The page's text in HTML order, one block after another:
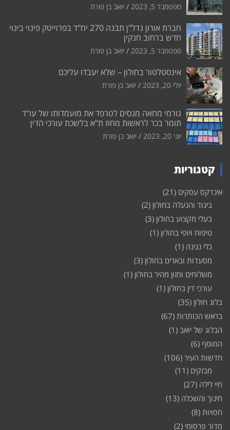
ספטמבר 5, 2023 יואב בן פורת
חברת אורון נדל"ן תבנה 270 יח"ד בפרוייטק פינוי בינוי
חדש ברחוב חנקין
ספטמבר 5, 2023 יואב בן פורת
אינסטלטור בחולון – שלא יעבדו עליכם
יולי 20, 2023 יואב בן פורת
גורמי מחאה מנסים לטרפד את מועמדותו של עו"ד
תומר בכר לראשות מחוז ת"א בלשכת עורכי הדין
יוני 20, 2023 יואב בן פורת
קטגוריות
אינדקס עסקים (21)
ביגוד והנעלה בחולון (2)
בעלי מקצוע בחולון (3)
טיפוח ויופי בחולון (1)
כלי נגינה (1)
מסעדות ובארים בחולון (3)
משלוחים ומזון מהיר בחולון (1)
עורכי דין בחולון (1)
בלוג חולון (35)
בראש הכותרות (67)
הבלוג של יואב (1)
המוסף (6)
חדשות העיר (106)
מבזקים (11)
חיי לילה (27)
חינוך והשכלה (13)
חסויות (8)
מדור פרסומי (2)